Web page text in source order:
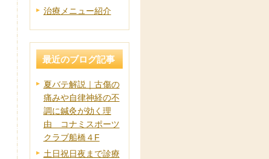
治療メニュー紹介
最近のブログ記事
夏バテ解説｜古傷の
痛みや自律神経の不
調に鍼灸が効く理
由 コナミスポーツ
クラブ船橋４F
土日祝日夜まで診療